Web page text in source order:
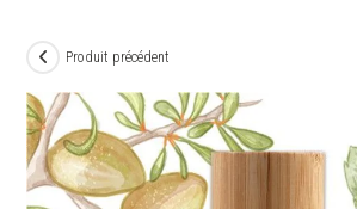
Produit précédent